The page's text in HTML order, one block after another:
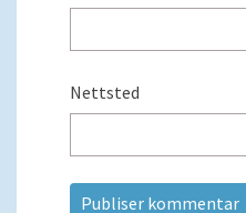
Nettsted